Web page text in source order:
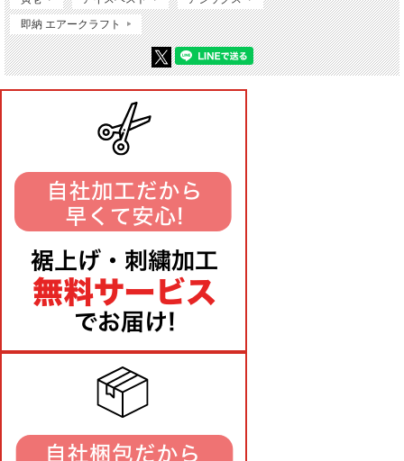
即納 エアークラフト